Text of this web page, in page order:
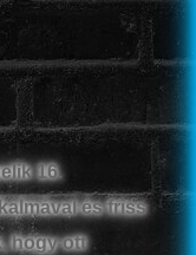
16.
és friss
hogy ott